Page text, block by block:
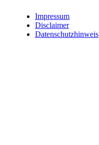
Impressum
Disclaimer
Datenschutzhinweis